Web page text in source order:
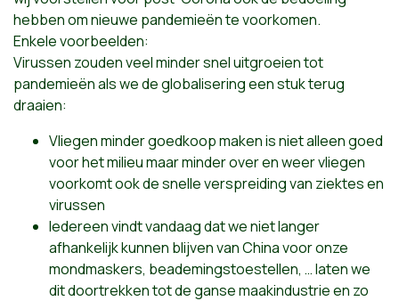
hebben om nieuwe pandemieën te voorkomen.
Enkele voorbeelden:
Virussen zouden veel minder snel uitgroeien tot
pandemieën als we de globalisering een stuk terug
draaien:
Vliegen minder goedkoop maken is niet alleen goed
voor het milieu maar minder over en weer vliegen
voorkomt ook de snelle verspreiding van ziektes en
virussen
Iedereen vindt vandaag dat we niet langer
afhankelijk kunnen blijven van China voor onze
mondmaskers, beademingstoestellen, … laten we
dit doortrekken tot de ganse maakindustrie en zo